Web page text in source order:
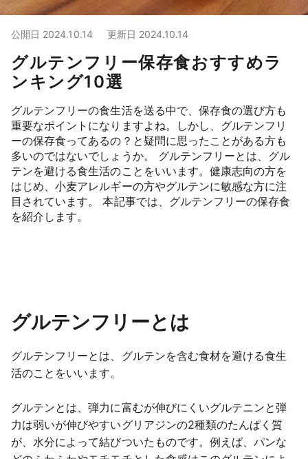
公開日 2024.10.14 更新日 2024.10.14
グルテンフリー保存食おすすめラ
ンキング10選
グルテンフリーの食生活を送る中で、保存食の選び方も
重要なポイントになりますよね。しかし、グルテンフリ
ーの保存食ってあるの？と疑問に思ったことがある方も
多いのではないでしょうか。 グルテンフリーとは、グル
テンを避ける食生活のことをいいます。健康志向の方を
はじめ、小麦アレルギーの方やグルテンに敏感な方に注
目されています。 本記事では、グルテンフリーの保存食
を紹介します。
グルテンフリーとは
グルテンフリーとは、グルテンを含む食材を避ける食生
活のことをいいます。
グルテンとは、弾力に富むが伸びにくいグルテニンと弾
力は弱いが伸びやすいグリアジンの2種類のたんぱく質
が、水分によって結びついたものです。例えば、パンな